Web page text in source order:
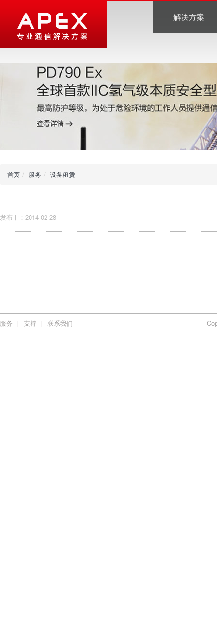
解决方案
首页 服务 设备租赁
发布于：2014-02-28
服务 | 支持 | 联系我们